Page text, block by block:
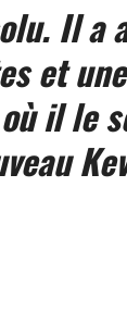
Il a
et
il le